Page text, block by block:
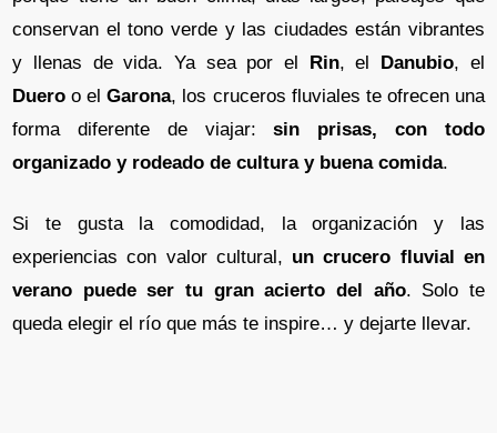
conservan el tono verde y las ciudades están vibrantes
y llenas de vida. Ya sea por el Rin, el Danubio, el
Duero o elGarona, los cruceros fluviales te ofrecen una
forma diferente de viajar:sin prisas, con todo
organizado y rodeado de cultura y buena comida.
Si te gusta la comodidad, la organización y las
experiencias con valor cultural, un crucero fluvial en
verano puede ser tu gran acierto del año. Solo te
queda elegir el río que más te inspire… y dejarte llevar.